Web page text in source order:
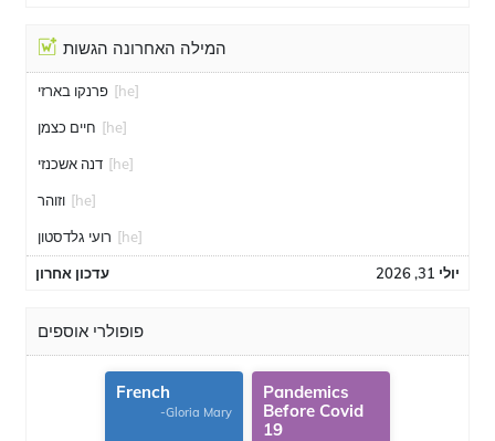
המילה האחרונה הגשות
פרנקו בארזי [he]
חיים כצמן [he]
דנה אשכנזי [he]
וזוהר [he]
רועי גלדסטון [he]
עדכון אחרון יולי 31, 2026
פופולרי אוספים
French
-Gloria Mary
Pandemics
Before Covid
19